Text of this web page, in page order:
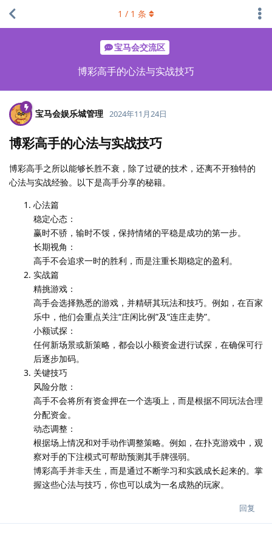
宝马会交流区
博彩高手的心法与实战技巧
1 / 1 条
宝马会娱乐城管理 2024年11月24日
博彩高手的心法与实战技巧
博彩高手之所以能够长胜不衰，除了过硬的技术，还离不开独特的
心法与实战经验。以下是高手分享的秘籍。
心法篇
稳定心态：
赢时不骄，输时不馁，保持情绪的平稳是成功的第一步。
长期视角：
高手不会追求一时的胜利，而是注重长期稳定的盈利。
实战篇
精挑游戏：
高手会选择熟悉的游戏，并精研其玩法和技巧。例如，在百家
乐中，他们会重点关注“庄闲比例”及“连庄走势”。
小额试探：
任何新场景或新策略，都会以小额资金进行试探，在确保可行
后逐步加码。
关键技巧
风险分散：
高手不会将所有资金押在一个选项上，而是根据不同玩法合理
分配资金。
动态调整：
根据场上情况和对手动作调整策略。例如，在扑克游戏中，观
察对手的下注模式可帮助预测其手牌强弱。
博彩高手并非天生，而是通过不断学习和实践成长起来的。掌
握这些心法与技巧，你也可以成为一名成熟的玩家。
回复